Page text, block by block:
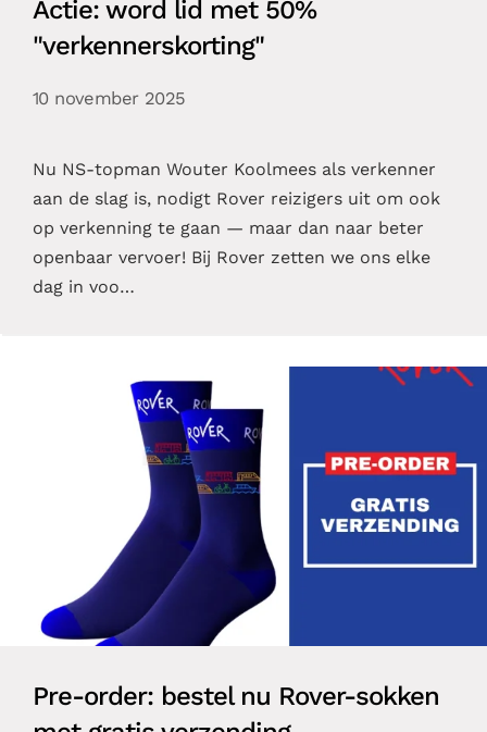
Actie: word lid met 50%
"verkennerskorting"
10 november 2025
Nu NS-topman Wouter Koolmees als verkenner
aan de slag is, nodigt Rover reizigers uit om ook
op verkenning te gaan — maar dan naar beter
openbaar vervoer! Bij Rover zetten we ons elke
dag in voo…
Pre-order: bestel nu Rover-sokken